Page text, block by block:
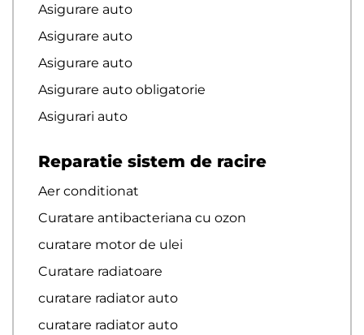
Asigurare auto
Asigurare auto
Asigurare auto
Asigurare auto obligatorie
Asigurari auto
Reparatie sistem de racire
Aer conditionat
Curatare antibacteriana cu ozon
curatare motor de ulei
Curatare radiatoare
curatare radiator auto
curatare radiator auto